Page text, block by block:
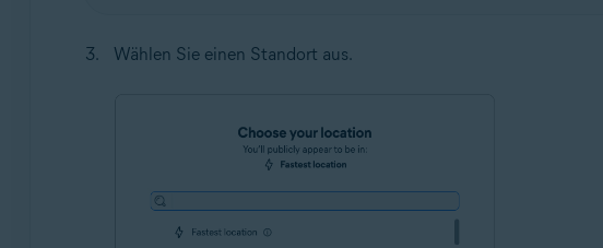
Wählen Sie einen Standort aus.